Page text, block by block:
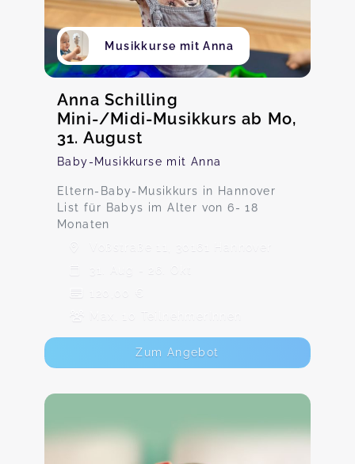
Musikkurse mit Anna
Anna Schilling
Mini-/Midi-Musikkurs ab Mo,
31. August
Baby-Musikkurse mit Anna
Eltern-Baby-Musikkurs in Hannover
List für Babys im Alter von 6- 18
Monaten
Voßstraße 11, 30161 Hannover
31. Aug - 26. Okt
120,00 €
Max. 10 TeilnehmerInnen
Zum Angebot